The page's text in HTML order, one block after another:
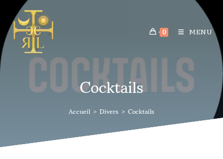
0 MENU
Cocktails
Accueil>Divers>Cocktails